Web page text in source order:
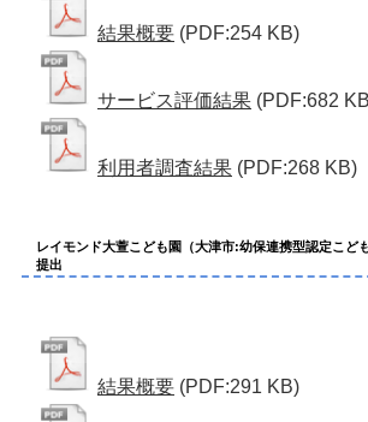
結果概要 (PDF:254 KB)
サービス評価結果 (PDF:682
利用者調査結果 (PDF:268 KB)
レイモンド大萱こども園（大津市:幼保連携型認定こど
提出
結果概要 (PDF:291 KB)